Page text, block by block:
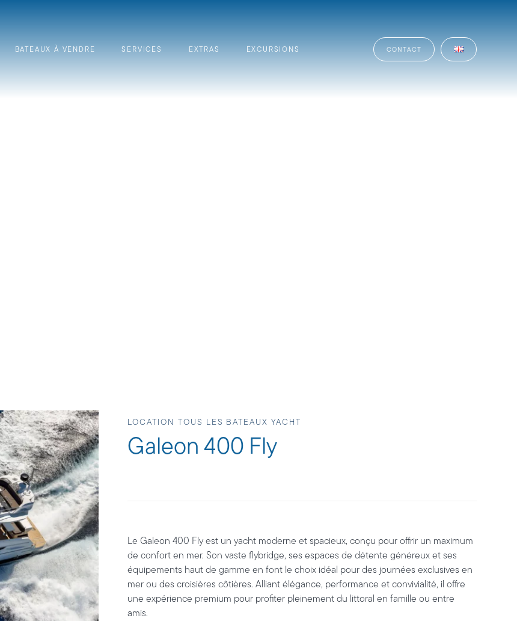
BATEAUX À VENDRE SERVICES EXTRAS EXCURSIONS CONTACT
LOCATION TOUS LES BATEAUX YACHT
Galeon 400 Fly
Le Galeon 400 Flyest un yacht moderne et spacieux, conçu pour offrir un maximum
de confort en mer. Son vaste flybridge, ses espaces de détente généreux et ses
équipements haut de gamme en font le choix idéal pour des journées exclusives en
mer ou des croisières côtières. Alliant élégance, performance et convivialité, il offre
une expérience premium pour profiter pleinement du littoral en famille ou entre
amis.